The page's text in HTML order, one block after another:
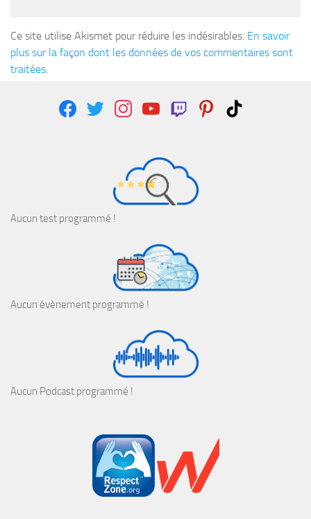
Ce site utilise Akismet pour réduire les indésirables. En savoir
plus sur la façon dont les données de vos commentaires sont
traitées
facebooktwitter instagramyoutubetwitch pinteresttiktok
Aucun test programmé !
Aucun évènement programmé !
Aucun Podcast programmé !